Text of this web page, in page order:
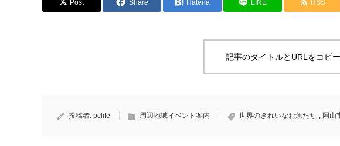
Post Share Hatena LINE RSS
記事のタイトルとURLをコピ
投稿者: pclife 周辺地域イベント案内 世界のきれいなお魚たち-, 岡山